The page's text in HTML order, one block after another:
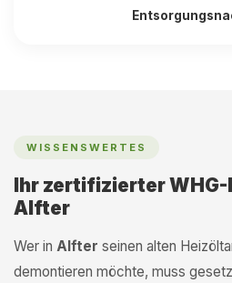
WISSENSWERTES
Ihr zertifizierter
Alfter
Wer in Alfter seinen alten
demontieren möchte, muss